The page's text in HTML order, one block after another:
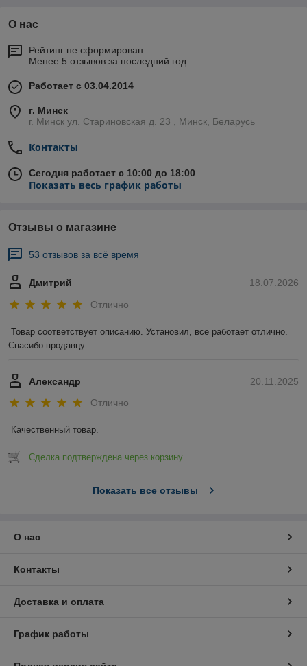
О нас
Рейтинг не сформирован
Менее 5 отзывов за последний год
Работает с 03.04.2014
г. Минск
г. Минск ул. Стариновская д. 23 , Минск, Беларусь
Контакты
Сегодня работает с 10:00 до 18:00
Показать весь график работы
Отзывы о магазине
53 отзывов за всё время
18.07.2026
Дмитрий
Отлично
Товар соответствует описанию. Установил, все работает отлично.
Спасибо продавцу
20.11.2025
Александр
Отлично
Качественный товар.
Сделка подтверждена через корзину
Показать все отзывы
О нас
Контакты
Доставка и оплата
График работы